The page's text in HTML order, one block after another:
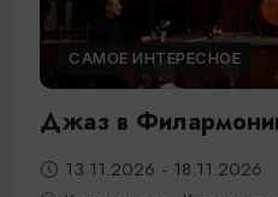
САМОЕ ИНТЕРЕСНОЕ
Джаз в
13.11.2026 - 18.11.2026